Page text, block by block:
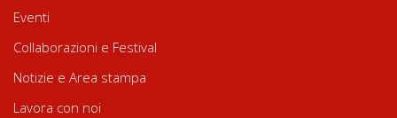
Eventi
Collaborazioni e Festival
Notizie e Area stampa
Lavora con noi